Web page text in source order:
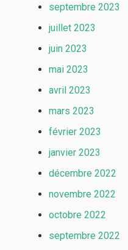
septembre 2023
juillet 2023
juin 2023
mai 2023
avril 2023
mars 2023
février 2023
janvier 2023
décembre 2022
novembre 2022
octobre 2022
septembre 2022